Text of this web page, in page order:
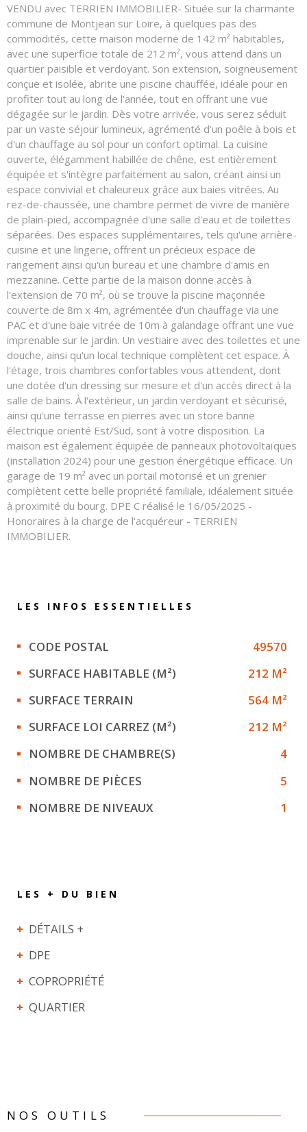
VENDU avec TERRIEN IMMOBILIER- Située sur la charmante
commune de Montjean sur Loire, à quelques pas des
commodités, cette maison moderne de 142 m² habitables,
avec une superficie totale de 212 m², vous attend dans un
quartier paisible et verdoyant. Son extension, soigneusement
conçue et isolée, abrite une piscine chauffée, idéale pour en
profiter tout au long de l'année, tout en offrant une vue
dégagée sur le jardin. Dès votre arrivée, vous serez séduit
par un vaste séjour lumineux, agrémenté d'un poêle à bois et
d'un chauffage au sol pour un confort optimal. La cuisine
ouverte, élégamment habillée de chêne, est entièrement
équipée et s'intègre parfaitement au salon, créant ainsi un
espace convivial et chaleureux grâce aux baies vitrées. Au
rez-de-chaussée, une chambre permet de vivre de manière
de plain-pied, accompagnée d'une salle d'eau et de toilettes
séparées. Des espaces supplémentaires, tels qu'une arrière-
cuisine et une lingerie, offrent un précieux espace de
rangement ainsi qu'un bureau et une chambre d'amis en
mezzanine. Cette partie de la maison donne accès à
l'extension de 70 m², où se trouve la piscine maçonnée
couverte de 8m x 4m, agrémentée d'un chauffage via une
PAC et d'une baie vitrée de 10m à galandage offrant une vue
imprenable sur le jardin. Un vestiaire avec des toilettes et une
douche, ainsi qu'un local technique complètent cet espace. À
l'étage, trois chambres confortables vous attendent, dont
une dotée d'un dressing sur mesure et d'un accès direct à la
salle de bains. À l'extérieur, un jardin verdoyant et sécurisé,
ainsi qu'une terrasse en pierres avec un store banne
électrique orienté Est/Sud, sont à votre disposition. La
maison est également équipée de panneaux photovoltaïques
(installation 2024) pour une gestion énergétique efficace. Un
garage de 19 m² avec un portail motorisé et un grenier
complètent cette belle propriété familiale, idéalement située
à proximité du bourg. DPE C réalisé le 16/05/2025 -
Honoraires à la charge de l'acquéreur - TERRIEN
IMMOBILIER.
LES INFOS ESSENTIELLES
Caractérisque Valeurs
CODE POSTAL
49570
SURFACE HABITABLE (M²)
212 M²
SURFACE TERRAIN
564 M²
SURFACE LOI CARREZ (M²)
212 M²
NOMBRE DE CHAMBRE(S)
4
NOMBRE DE PIÈCES
5
NOMBRE DE NIVEAUX
1
LES + DU BIEN
DÉTAILS +
DPE
COPROPRIÉTÉ
QUARTIER
NOS OUTILS